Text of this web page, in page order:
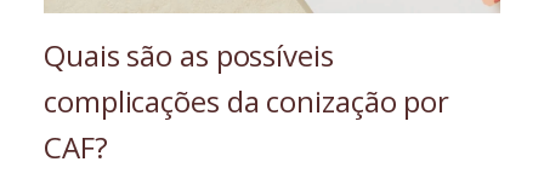
Quais são as possíveis
complicações da conização por
CAF?